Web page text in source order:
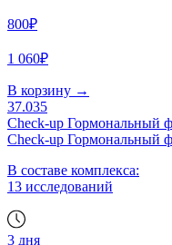
800₽
1 060₽
В корзину →
37.035
Check-up
Check-up
В составе комплекса:
13 исследований
3 дня